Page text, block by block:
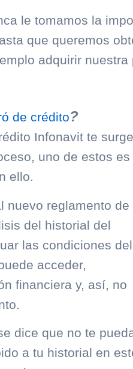
le tomamos la
que queremos
adquirir nuestra
de crédito?
Infonavit te
uno de estos es
ello.
nuevo reglamento de
del historial del
las condiciones del
acceder,
financiera y, así, no
dice que no te
a tu historial en